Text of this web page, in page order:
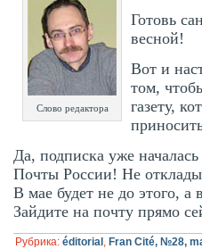
Слово редактора
Готовь
весной!
Вот и
том,
газету,
Да, подписка уже
Почты России! Не
В мае будет не до этого,
Зайдите на почту прямо
Рубрика: éditorial , Fran Cité, №28,